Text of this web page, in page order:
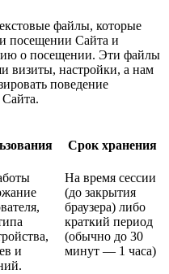
файлы, которые
посещении Сайта и
о посещении. Эти файлы
визиты, настройки, а нам
поведение
Сайта.
Срок хранения
и
На время сессии
(до закрытия
браузера) либо
краткий период
(обычно до 30
минут — 1 часа)